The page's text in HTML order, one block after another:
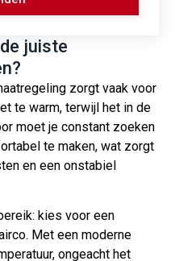
juiste
zorgt vaak voor
te warm, terwijl het in de
moet je constant zoeken
te maken, wat zorgt
en een onstabiel
kies voor een
Met een moderne
ongeacht het